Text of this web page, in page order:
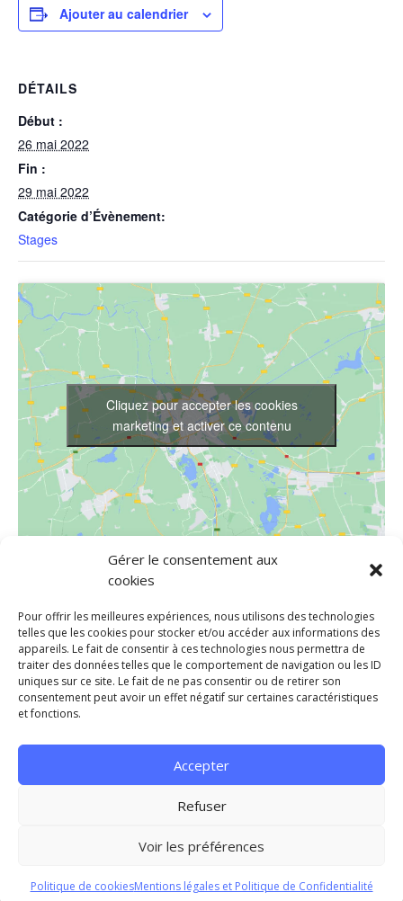
Gérer le consentement aux
cookies
Pour offrir les meilleures expériences, nous utilisons des technologies
telles que les cookies pour stocker et/ou accéder aux informations des
appareils. Le fait de consentir à ces technologies nous permettra de
traiter des données telles que le comportement de navigation ou les ID
uniques sur ce site. Le fait de ne pas consentir ou de retirer son
consentement peut avoir un effet négatif sur certaines caractéristiques
et fonctions.
Accepter
Refuser
Voir les préférences
Politique de cookiesMentions légales et Politique de Confidentialité
Ajouter au calendrier
DÉTAILS
Début :
26 mai 2022
Fin :
29 mai 2022
Catégorie d’Évènement:
Stages
HOTEL INDALO PARK
Avenida del Mar 19
SANTA SUSANNA , 08398 Espagne + Google Map
Cliquez pour accepter les cookies
marketing et activer ce contenu
Vacances de printemps –
Foire aux Associations – Centre Rock
Communication